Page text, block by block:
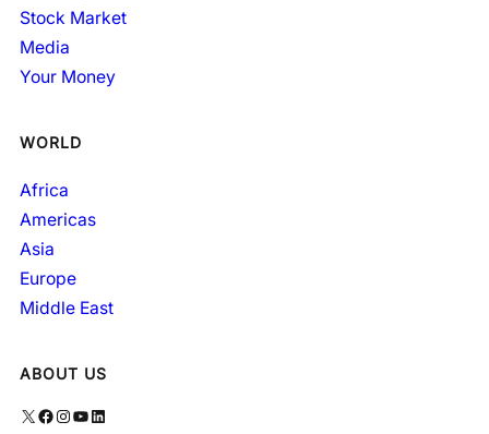
Stock Market
Media
Your Money
WORLD
Africa
Americas
Asia
Europe
Middle East
ABOUT US
X Facebook Instagram YouTube LinkedIn